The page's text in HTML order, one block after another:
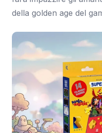
della golden age del